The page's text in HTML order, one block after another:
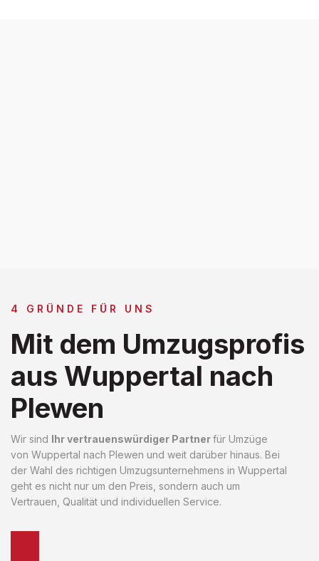
4 GRÜNDE FÜR UNS
Mit dem Umzugsprofis
aus Wuppertal nach
Plewen
Wir sind Ihr vertrauenswürdiger Partnerfür Umzüge
von Wuppertal nach Plewen und weit darüber hinaus. Bei
der Wahl des richtigen Umzugsunternehmens in Wuppertal
geht es nicht nur um den Preis, sondern auch um
Vertrauen, Qualität und individuellen Service.